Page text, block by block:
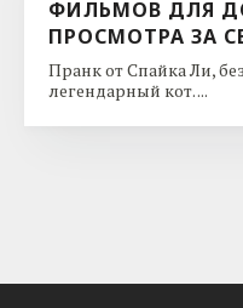
ФИЛЬМОВ ДЛЯ
ПРОСМОТРА ЗА
Пранк от Спайка Ли,
легендарный кот. ...